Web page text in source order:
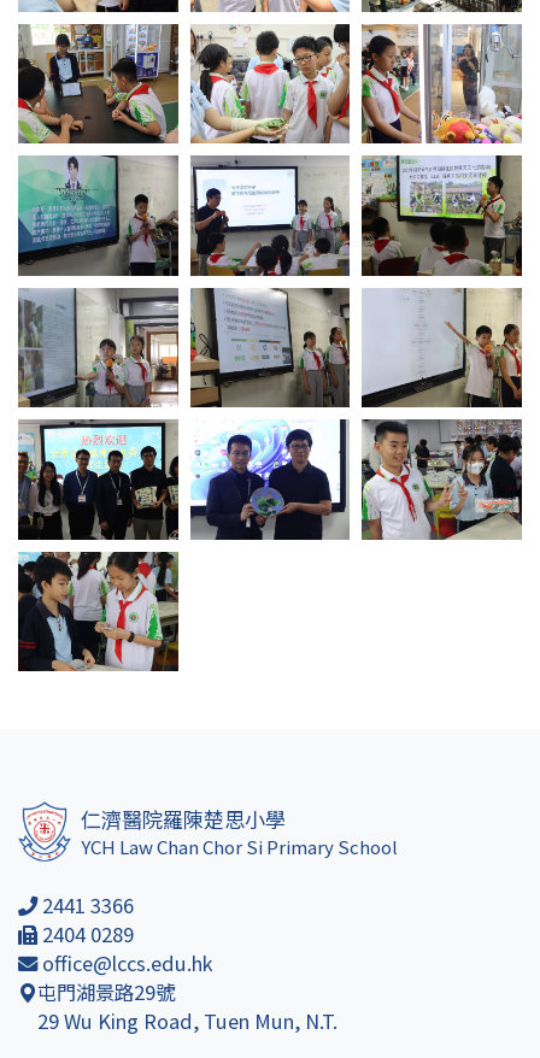
仁濟醫院羅陳楚思小學
YCH Law Chan Chor Si Primary School
2441 3366
2404 0289
office@lccs.edu.hk
屯門湖景路29號
29 Wu King Road, Tuen Mun, N.T.